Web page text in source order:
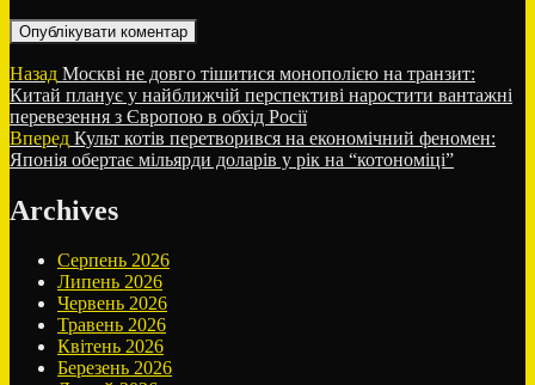
Навігація
записів
Назад Попередній
запис:
Москві не довго тішитися монополією на транзит:
Китай планує у найближчій перспективі наростити вантажні
перевезення з Європою в обхід Росії
Вперед Наступний
запис:
Культ котів перетворився на економічний феномен:
Японія обертає мільярди доларів у рік на “котономіці”
Archives
Серпень 2026
Липень 2026
Червень 2026
Травень 2026
Квітень 2026
Березень 2026